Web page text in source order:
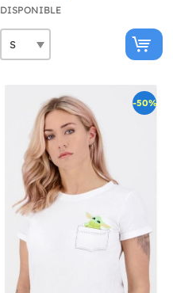
DISPONIBLE
-50%